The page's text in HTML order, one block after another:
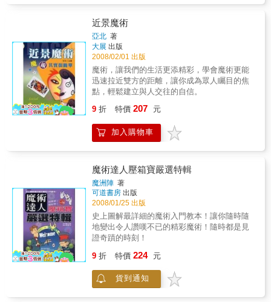
你很多的秘密喔…）這個章節將傳授你一些有
機會摸到心儀對象的小手或有肢體碰觸、眼神
交會的魔術，而這些最能打開話匣子、吸引冰
山美人注意的魔法，保證會讓她對你印象深
刻！2.增加好感 讓女生既驚又喜的魔術（小
姐，我們命中注定要在一起，月老早已把紅線
綁在你我身上囉…）討好心儀的對象有個很重
要的技巧，那就是即使是請她吃顆糖，你也要
用魔術的方法變出來，那才叫「炫」啦！這裡
提供一些會讓女生們破涕為笑、忘掉煩惱的開
懷魔術。3.屬於你的神秘感 讓女生捉摸不定甚
至崇拜你的魔術（這裡提供你擺脫宅男味，讓
你看上去就是那個帥翻了的型男魔術！）喔！
女生們自動抱緊你，不敢東張西望，對你百分
百Orz的魔術啦！
近景魔術
亞北 著
大展 出版
2008/02/01 出版
魔術，讓我們的生活更添精彩，學會魔術更能
迅速拉近雙方的距離，讓你成為眾人矚目的焦
點，輕鬆建立與人交往的自信。
9 折 特價 207 元
加入購物車
魔術達人壓箱寶嚴選特輯
魔洲陣 著
可道書房 出版
2008/01/25 出版
史上圖解最詳細的魔術入門教本！讓你隨時隨
地變出令人讚嘆不已的精彩魔術！隨時都是見
證奇蹟的時刻！
9 折 特價 224 元
貨到通知